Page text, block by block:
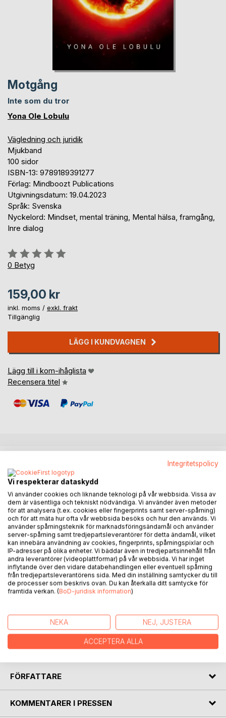
Motgång
Inte som du tror
Yona Ole Lobulu
Vägledning och juridik
Mjukband
100 sidor
ISBN-13: 9789189391277
Förlag: Mindboozt Publications
Utgivningsdatum: 19.04.2023
Språk: Svenska
Nyckelord: Mindset, mental träning, Mental hälsa, framgång,
Inre dialog
Betyg::
0%
0 Betyg
159,00 kr
inkl. moms / exkl. frakt
Tillgänglig
LÄGG I KUNDVAGNEN
Lägg till i kom-ihåglista
Recensera titel
Den mänskliga hjärnan försöker konstant att lösa saker, och
det gäller för oss att ha tydliga mål som hjärnan kan styra
oss mot. Men mål utan motstånd, hinder eller motgång
endast blir en aktivitet. Hur övervinner vi då våra
motgångar? Har du hört att du måste tro på att det finns en
lösning? Tro på att det kommer bli bättre? Vad innebär det
ens att tro? Tror du på dig själv? Självför-troende. Tror du
på Gud? Hur man än väljer att definiera, om man ens vill
definiera Det. Att tro kan för oss vara abstrakt men den här
boken lägger fram det väldigt konkret.
förståelse kan vi på ett systematiskt sätt vända våra
motgångar till framgångar. Dom har i regel samma kärna där
vi ser resultatet från olika sidor. Låt den här boken visa
vägen för hur vi ser andra sidan.
FÖRFATTARE
KOMMENTARER I PRESSEN
Integritetspolicy
Vi respekterar dataskydd
Vi använder cookies och liknande teknologi på vår webbsida. Vissa av
dem är väsentliga och tekniskt nödvändiga. Vi använder även metoder
för att analysera (t.ex. cookies eller fingerprints samt server-spårning)
och för att mäta hur ofta vår webbsida besöks och hur den används. Vi
använder spårningsteknik för marknadsföringsändamål och använder
server-spårning samt tredjepartsleverantörer för detta ändamål, vilket
kan innebära användning av cookies, fingerprints, spårningspixlar och
IP-adresser på olika enheter. Vi bäddar även in tredjepartsinnehåll från
andra leverantörer (videoplattformar) på vår webbsida. Vi har inget
inflytande över den vidare databehandlingen eller eventuell spårning
från tredjepartsleverantörens sida. Med din inställning samtycker du till
de processer som beskrivs ovan. Du kan återkalla ditt samtycke för
framtida verkan. (BoD-juridisk information)
NEKA NEJ, JUSTERA
ACCEPTERA ALLA